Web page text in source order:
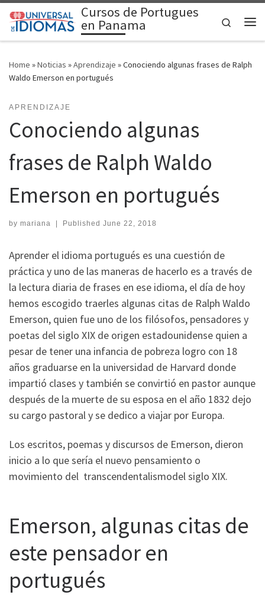
Skip to content Cursos de Portugues
en Panama
Search
Home »Noticias »Aprendizaje »Conociendo algunas frases de Ralph
Waldo Emerson en portugués
APRENDIZAJE
Conociendo algunas
frases de Ralph Waldo
Emerson en portugués
by mariana Published June 22, 2018
Aprender el idioma portugués es una cuestión de
práctica y uno de las maneras de hacerlo es a través de
la lectura diaria de frases en ese idioma, el día de hoy
hemos escogido traerles algunas citas de Ralph Waldo
Emerson, quien fue uno de los filósofos, pensadores y
poetas del siglo XIX de origen estadounidense quien a
pesar de tener una infancia de pobreza logro con 18
años graduarse en la universidad de Harvard donde
impartió clases y también se convirtió en pastor aunque
después de la muerte de su esposa en el año 1832 dejo
su cargo pastoral y se dedico a viajar por Europa.
Los escritos, poemas y discursos de Emerson, dieron
inicio a lo que sería el nuevo pensamiento o
movimiento del transcendentalismodel siglo XIX.
Emerson, algunas citas de
este pensador en
portugués